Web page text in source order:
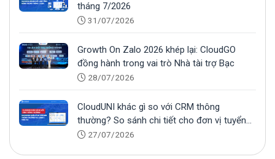
tháng 7/2026
31/07/2026
Growth On Zalo 2026 khép lại: CloudGO
đồng hành trong vai trò Nhà tài trợ Bạc
28/07/2026
CloudUNI khác gì so với CRM thông
thường? So sánh chi tiết cho đơn vị tuyển
sinh27/07/2026